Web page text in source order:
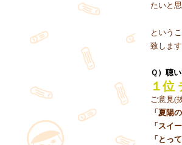
たいと
という
致します
Ｑ）聴
１位
ご意見(
「夏陽
「スイ
「とっ